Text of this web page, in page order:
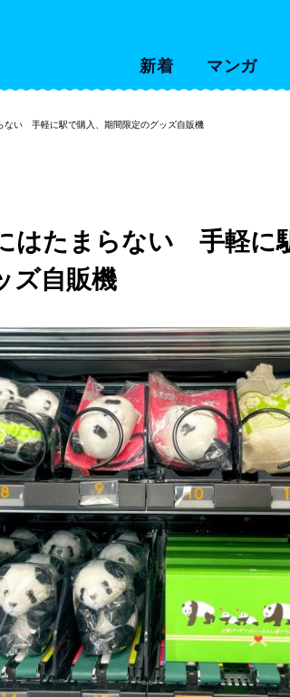
新着 マンガ
ない 手軽に駅で購入、期間限定のグッズ自販機
はたまらない 手軽に
ズ自販機